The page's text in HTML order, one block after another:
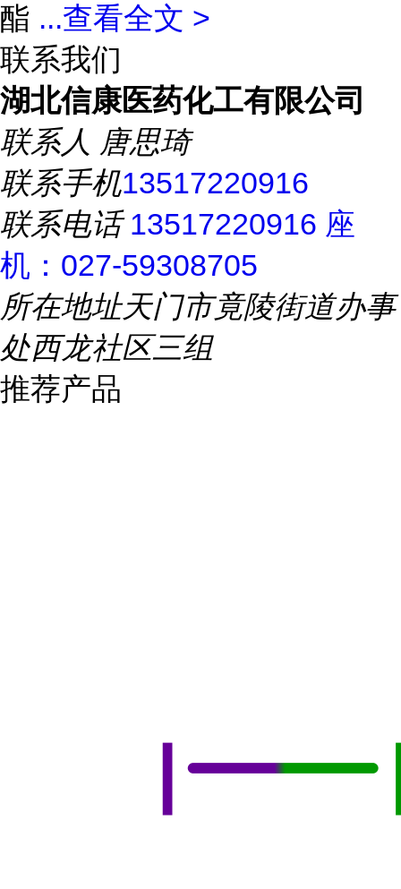
酯 ...查看全文 >
联系我们
湖北信康医药化工有限公司
联系人 唐思琦
联系手机13517220916
联系电话13517220916 座
机：027-59308705
所在地址天门市竟陵街道办事
处西龙社区三组
推荐产品